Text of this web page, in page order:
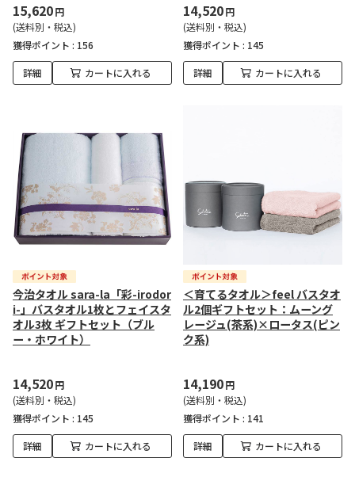
15,620円
(送料別・税込)
獲得ポイント : 156
詳細 カートに入れる
14,520円
(送料別・税込)
獲得ポイント : 145
詳細 カートに入れる
今治タオル sara-la「彩-irodor
i-」バスタオル1枚とフェイスタ
オル3枚 ギフトセット（ブル
ー・ホワイト）
14,520円
(送料別・税込)
獲得ポイント : 145
詳細 カートに入れる
＜育てるタオル＞feel バスタオ
ル2個ギフトセット：ムーング
レージュ(茶系)×ロータス(ピン
ク系)
14,190円
(送料別・税込)
獲得ポイント : 141
詳細 カートに入れる